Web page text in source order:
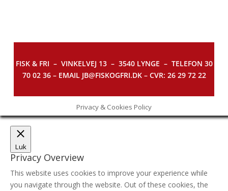
FISK & FRI – VINKELVEJ 13 – 3540 LYNGE – TELEFON 30
70 02 36 – EMAIL JB@FISKOGFRI.DK – CVR: 26 29 72 22
Privacy & Cookies Policy
Luk
Privacy Overview
This website uses cookies to improve your experience while
you navigate through the website. Out of these cookies, the